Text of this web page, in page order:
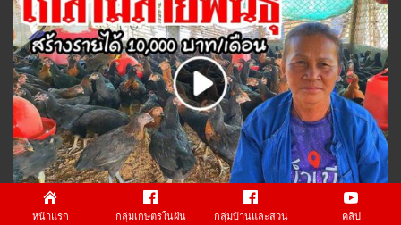
ปศุสัตว์ อาชีพ
หน้าแรก กลุ่มเกษตรในฝัน กลุ่มบ้านและสวน คลิป